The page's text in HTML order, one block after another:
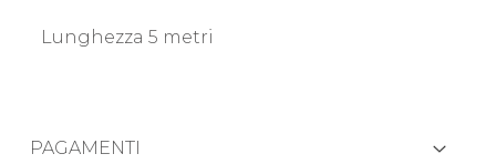
Lunghezza 5 metri
PAGAMENTI